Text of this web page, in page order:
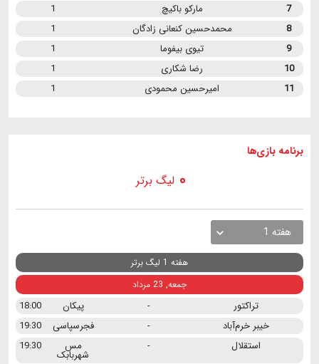
7
مارکو باکیچ
1
8
محمدحسین کنعانی زادگان
1
9
تیوی بیفوما
1
10
رضا شکاری
1
11
امیرحسین محمودی 1
برنامه بازی ها
لیگ برتر
هفته 1
هفته 1 لیگ برتر
جمعه, 23 مرداد
تراکتور - پیکان
18:00
خیبر خرم‌آباد
- فجرسپاسی
19:30
استقلال
- مس
شهربابک
19:30